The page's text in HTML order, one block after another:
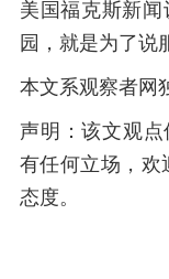
美国福克斯新
园，就是为了说
本文系观察者网
声明：该文观
有任何立场，欢
态度。